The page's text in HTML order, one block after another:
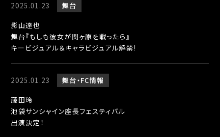
2025.01.23
舞台
影山達也
舞台『もしも彼女が関ヶ原を戦ったら』
キービジュアル＆キャラビジュアル解禁!
2025.01.23 舞台 FC情報
藤田玲
池袋サンシャイン座長フェスティバル
出演決定！